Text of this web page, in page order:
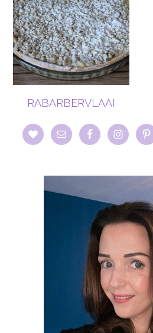
RABARBERVLAAI